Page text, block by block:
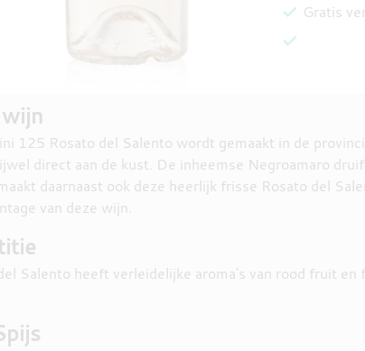
Gratis
125 Rosato del Salento wordt gemaakt in de
direct aan de kust. De inheemse Negroamaro
daarnaast ook deze heerlijk frisse Rosato del
van deze wijn.
Salento heeft verleidelijke aroma's van rood fruit